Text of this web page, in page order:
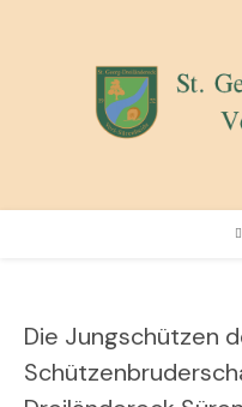
Die Jungschützen